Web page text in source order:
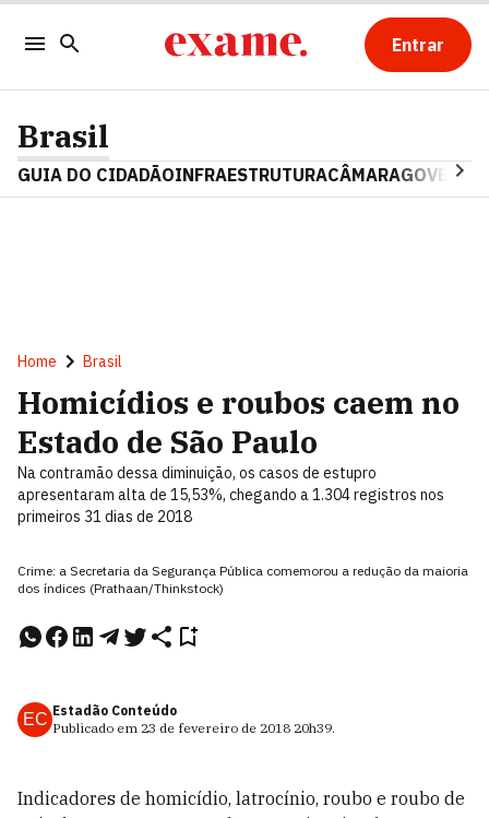
Entrar
Brasil
GUIA DO CIDADÃOINFRAESTRUTURACÂMARAGOVERNO
Home Brasil
Homicídios e roubos caem no
Estado de São Paulo
Na contramão dessa diminuição, os casos de estupro
apresentaram alta de 15,53%, chegando a 1.304 registros nos
primeiros 31 dias de 2018
Crime: a Secretaria da Segurança Pública comemorou a redução da maioria
dos índices (Prathaan/Thinkstock)
EC Estadão Conteúdo
Publicado em 23 de fevereiro de 2018 20h39.
Indicadores de homicídio, latrocínio, roubo e roubo de